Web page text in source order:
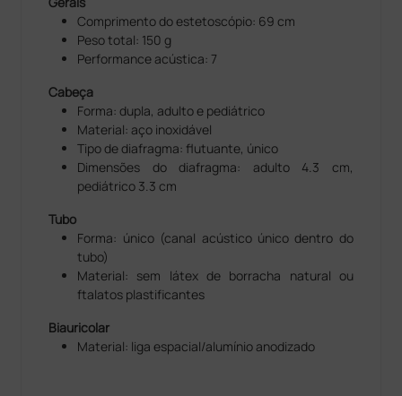
Comprimento do estetoscópio: 69 cm
Peso total: 150 g
Performance acústica: 7
Cabeça
Forma: dupla, adulto e pediátrico
Material: aço inoxidável
Tipo de diafragma: flutuante, único
Dimensões do diafragma: adulto 4.3 cm,
pediátrico 3.3 cm
Tubo
Forma: único (canal acústico único dentro do
tubo)
Material: sem látex de borracha natural ou
ftalatos plastificantes
Biauricolar
Material: liga espacial/alumínio anodizado